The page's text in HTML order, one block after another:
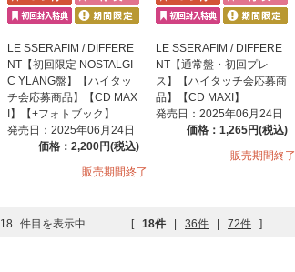
LE SSERAFIM / DIFFERE
NT【初回限定 NOSTALGI
C YLANG盤】【ハイタッ
チ会応募商品】【CD MAX
I】【+フォトブック】
発売日：2025年06月24日
価格：2,200円(税込)
販売期間終了
LE SSERAFIM / DIFFERE
NT【通常盤・初回プレ
ス】【ハイタッチ会応募商
品】【CD MAXI】
発売日：2025年06月24日
価格：1,265円(税込)
販売期間終了
18 件目を表示中 [ 18件 36件 72件 ]